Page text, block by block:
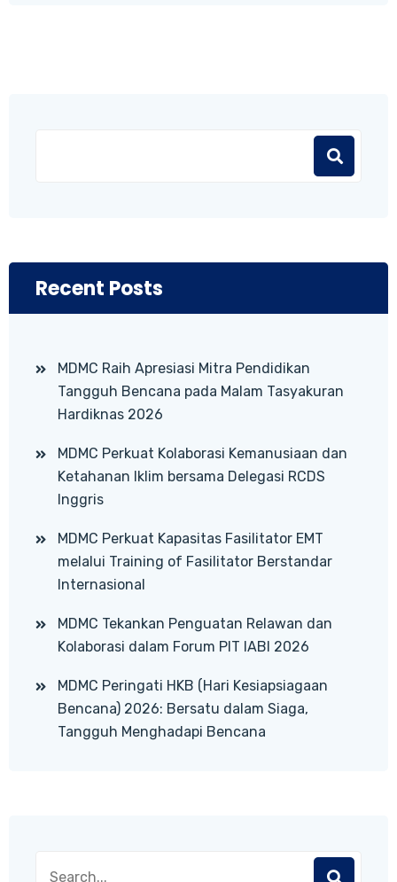
Recent Posts
MDMC Raih Apresiasi Mitra Pendidikan
Tangguh Bencana pada Malam Tasyakuran
Hardiknas 2026
MDMC Perkuat Kolaborasi Kemanusiaan dan
Ketahanan Iklim bersama Delegasi RCDS
Inggris
MDMC Perkuat Kapasitas Fasilitator EMT
melalui Training of Fasilitator Berstandar
Internasional
MDMC Tekankan Penguatan Relawan dan
Kolaborasi dalam Forum PIT IABI 2026
MDMC Peringati HKB (Hari Kesiapsiagaan
Bencana) 2026: Bersatu dalam Siaga,
Tangguh Menghadapi Bencana